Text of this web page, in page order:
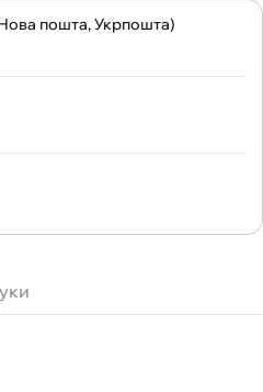
пошта, Укрпошта)